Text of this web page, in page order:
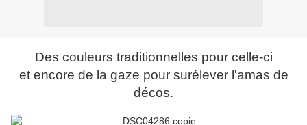
Des couleurs traditionnelles pour celle-ci
et encore de la gaze pour surélever l'amas de
décos.